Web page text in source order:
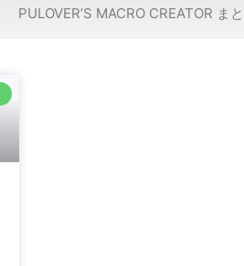
PULOVER’S MACRO CREATOR ま